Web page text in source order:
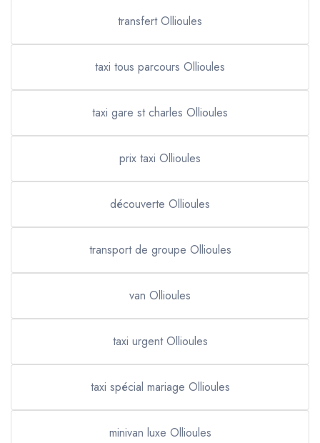
transfert Ollioules
taxi tous parcours Ollioules
taxi gare st charles Ollioules
prix taxi Ollioules
découverte Ollioules
transport de groupe Ollioules
van Ollioules
taxi urgent Ollioules
taxi spécial mariage Ollioules
minivan luxe Ollioules